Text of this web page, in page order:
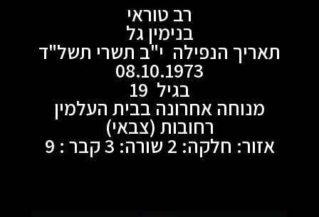
רב טוראי
בנימין גל
תאריך הנפילה י"ב תשרי תשל"ד
08.10.1973
בגיל 19
מנוחה אחרונה בבית העלמין
רחובות (צבאי)
אזור: חלקה: 2 שורה: 3 קבר : 9